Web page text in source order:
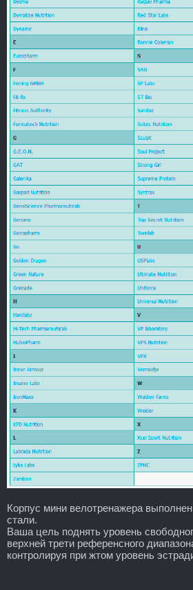
Корпус мини велотренажера
стали.
Ваша цель поднять уровень
верхней трети референсного
контролируя при жтом уровень